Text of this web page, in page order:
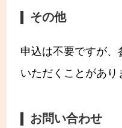
その他
申込は不要ですが
いただくことがあり
お問い合わせ